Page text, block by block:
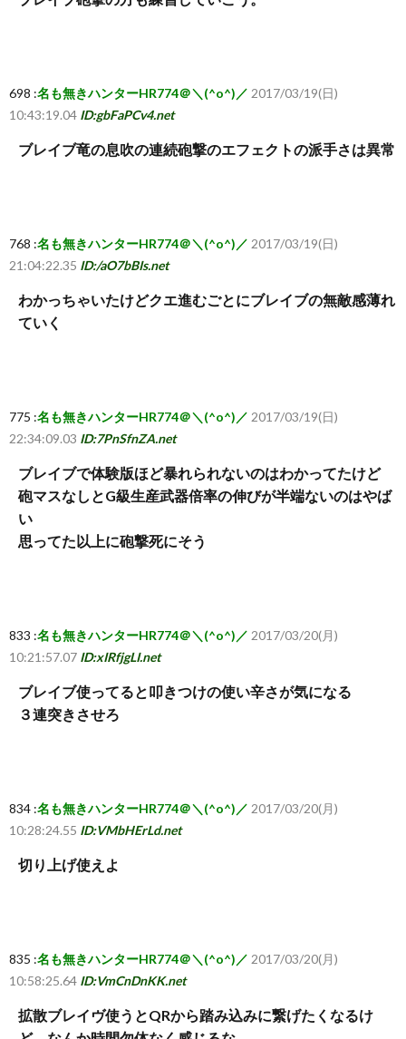
698 :名も無きハンターHR774＠＼(^o^)／ 2017/03/19(日)
10:43:19.04 ID:gbFaPCv4.net
ブレイブ竜の息吹の連続砲撃のエフェクトの派手さは異常
768 :名も無きハンターHR774＠＼(^o^)／ 2017/03/19(日)
21:04:22.35 ID:/aO7bBIs.net
わかっちゃいたけどクエ進むごとにブレイブの無敵感薄れ
ていく
775 :名も無きハンターHR774＠＼(^o^)／ 2017/03/19(日)
22:34:09.03 ID:7PnSfnZA.net
ブレイブで体験版ほど暴れられないのはわかってたけど
砲マスなしとG級生産武器倍率の伸びが半端ないのはやば
い
思ってた以上に砲撃死にそう
833 :名も無きハンターHR774＠＼(^o^)／ 2017/03/20(月)
10:21:57.07 ID:xIRfjgLI.net
ブレイブ使ってると叩きつけの使い辛さが気になる
３連突きさせろ
834 :名も無きハンターHR774＠＼(^o^)／ 2017/03/20(月)
10:28:24.55 ID:VMbHErLd.net
切り上げ使えよ
835 :名も無きハンターHR774＠＼(^o^)／ 2017/03/20(月)
10:58:25.64 ID:VmCnDnKK.net
拡散ブレイヴ使うとQRから踏み込みに繋げたくなるけ